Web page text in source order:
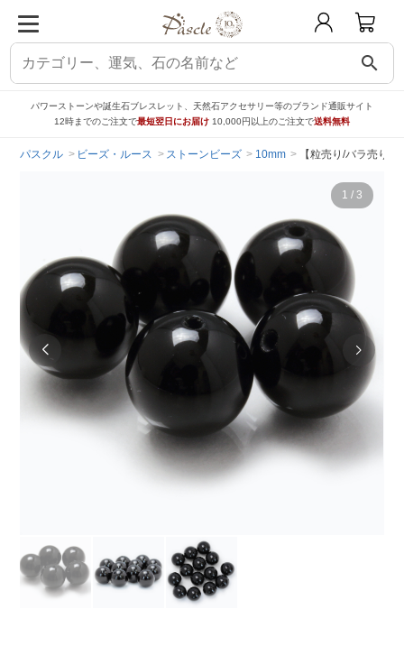
search
パワーストーンや誕生石ブレスレット、天然石アクセサリー等のブランド通販サイト
12時までのご注文で最短翌日にお届け 10,000円以上のご注文で送料無料
パスクル ビーズ・ルース ストーンビーズ 10mm 【粒売り/バラ売り
1 / 3